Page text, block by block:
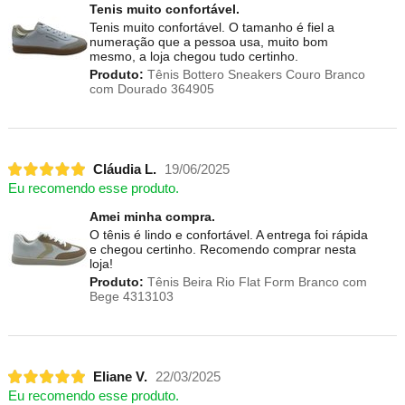
Tenis muito confortável.
Tenis muito confortável. O tamanho é fiel a
numeração que a pessoa usa, muito bom
mesmo, a loja chegou tudo certinho.
Produto: Tênis Bottero Sneakers Couro Branco
com Dourado 364905
Cláudia L.
19/06/2025
Eu recomendo esse produto.
Amei minha compra.
O tênis é lindo e confortável. A entrega foi rápida
e chegou certinho. Recomendo comprar nesta
loja!
Produto: Tênis Beira Rio Flat Form Branco com
Bege 4313103
Eliane V.
22/03/2025
Eu recomendo esse produto.